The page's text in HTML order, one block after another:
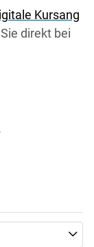
Kursang
direkt bei